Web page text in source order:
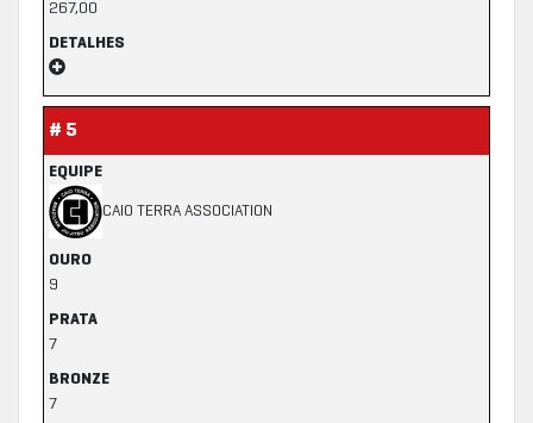
267,00
DETALHES
# 5
EQUIPE
CAIO TERRA ASSOCIATION
OURO
9
PRATA
7
BRONZE
7